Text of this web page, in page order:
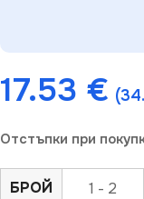
17.53 €
Отстъпки при
БРОЙ 1 - 2